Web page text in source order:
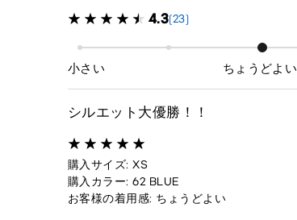
4.3(23)
小さい ちょうどよい
シルエット大優勝！！
購入サイズ: XS
購入カラー: 62 BLUE
お客様の着用感: ちょうどよい